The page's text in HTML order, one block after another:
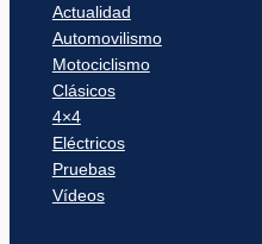
Actualidad
Automovilismo
Motociclismo
Clásicos
4×4
Eléctricos
Pruebas
Vídeos